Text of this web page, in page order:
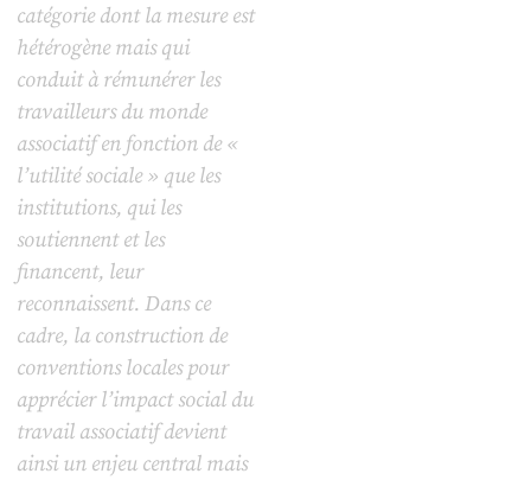
catégorie dont la mesure est
hétérogène mais qui
conduit à rémunérer les
travailleurs du monde
associatif en fonction de «
l’utilité sociale » que les
institutions, qui les
soutiennent et les
financent, leur
reconnaissent. Dans ce
cadre, la construction de
conventions locales pour
apprécier l’impact social du
travail associatif devient
ainsi un enjeu central mais